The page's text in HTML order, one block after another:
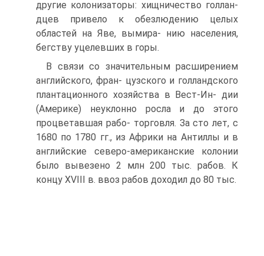
другие колонизаторы: хищничество голлан-
дцев привело к обезлюдению целых
областей на Яве, вымира- нию населения,
бегству уцелевших в горы.
В связи со значительным расширением
английского, фран- цузского и голландского
плантационного хозяйства в Вест-Ин- дии
(Америке) неуклонно росла и до этого
процветавшая рабо- торговля. За сто лет, с
1680 по 1780 гг., из Африки на Антиллы и в
английские северо-американские колонии
было вывезено 2 млн 200 тыс. рабов. К
концу XVIII в. ввоз рабов доходил до 80 тыс.